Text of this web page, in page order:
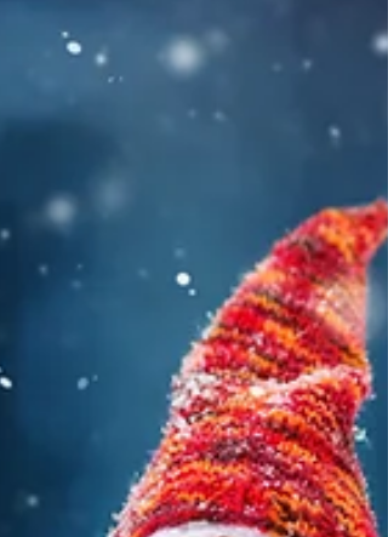
le moment de semer vos petite